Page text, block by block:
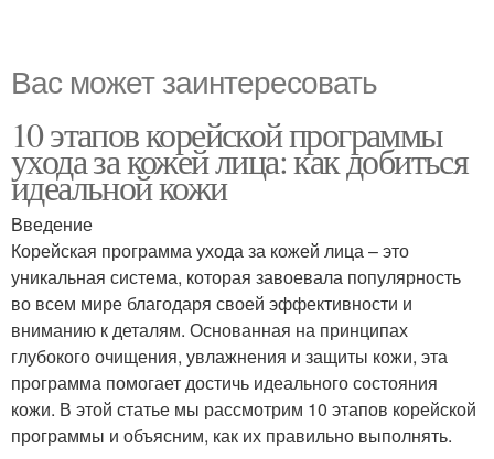
Вас может заинтересовать
10 этапов корейской программы
ухода за кожей лица: как добиться
идеальной кожи
Введение
Корейская программа ухода за кожей лица – это
уникальная система, которая завоевала популярность
во всем мире благодаря своей эффективности и
вниманию к деталям. Основанная на принципах
глубокого очищения, увлажнения и защиты кожи, эта
программа помогает достичь идеального состояния
кожи. В этой статье мы рассмотрим 10 этапов корейской
программы и объясним, как их правильно выполнять.